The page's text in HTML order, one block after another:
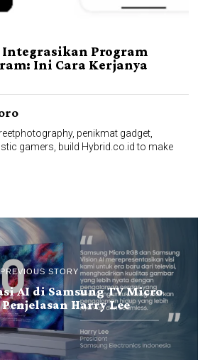
Integrasikan Program
Ini Cara Kerjanya
penikmat gadget,
gamers, build Hybrid.co.id to make
PREVIOUS STORY
AI di Samsung TV Micro
Penjelasan Harry Lee